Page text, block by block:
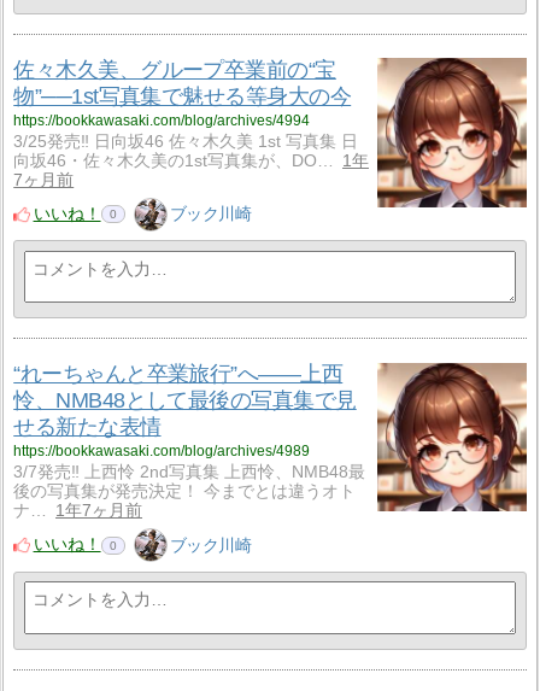
佐々木久美、グループ卒業前の“宝
物”──1st写真集で魅せる等身大の今
https://bookkawasaki.com/blog/archives/4994
3/25発売‼ 日向坂46 佐々木久美 1st 写真集 日
向坂46・佐々木久美の1st写真集が、DO…
1年
7ヶ月前
いいね！
0 ブック川崎
“れーちゃんと卒業旅行”へ――上西
怜、NMB48として最後の写真集で見
せる新たな表情
https://bookkawasaki.com/blog/archives/4989
3/7発売‼ 上西怜 2nd写真集 上西怜、NMB48最
後の写真集が発売決定！ 今までとは違うオト
ナ…
1年7ヶ月前
いいね！
0 ブック川崎